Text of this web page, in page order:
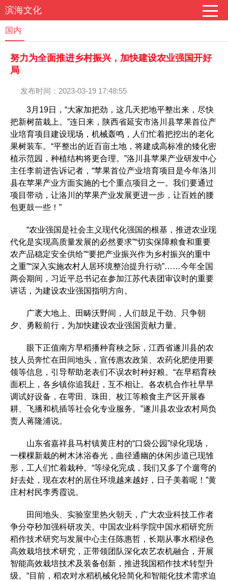
滨海文化
国内
努力为全面推进乡村振兴，加快建设农业强国开好
局
发布时间：2023-03-19 17:48:55
3月19日，“大家加把劲，这几天把地平整出来，尽快
把新树苗栽上。”连日来，陕西省延安市洛川县苹果首位产
业培育项目建设现场，机械轰鸣，人们忙着把挖出的老化
果树装车。“平整出的近百亩土地，将建成高标准的矮化密
植示范园，种植结构将更合理。”洛川县苹果产业研发中心
主任李前进告诉记者，“苹果首位产业培育项目是今年洛川
县在苹果产业方面实施的七个重点项目之一。我们要通过
项目带动，让洛川的苹果产业发展更进一步，让百姓的腰
包更鼓一些！”
“农业强国是社会主义现代化强国的根基，推进农业现
代化是实现高质量发展的必然要求”“切实保障粮食和重要
农产品稳定安全供给”“要把产业振兴作为乡村振兴的重中
之重”“深入实施农村人居环境整治提升行动”……今年全国
两会期间，习近平总书记在参加江苏代表团审议时的重要
讲话，为建设农业强国指明方向。
广袤大地上、田畴沃野间，人们鼓足干劲、只争朝
夕、勇毅前行，为加快建设农业强国贡献力量。
眼下正值南方早稻播种育秧之际，江西省遂川县的农
技人员奔忙在田间地头，宣传惠农政策、农药化肥使用要
领等信息，引导帮助老表们不误农时种好粮。“在早稻育秧
面积上，各乡镇你追我赶，互不相让。各农机合作社早早
调试好设备，在雩田、珠田、枚江等粮食主产区开展春
耕、飞播和机插等社会化专业服务。”遂川县农业农村局负
责人蒋隆浦说。
山东省嘉祥县马村镇黄庄村的“口袋公园”绿化现场，
一棵棵新栽的树木沐浴春光，曲径通幽的休闲步道已现雏
形，工人们忙着栽种。“等绿化完成，我们又多了个遛弯的
好去处，现在农村的居住环境越来越好，日子美着呢！”黄
庄村村民李秀霞说。
田间地头、实验室里热火朝天，广大农业科技工作者
争分夺秒加强科研攻关。中国农业科学院中国水稻研究所
稻作技术研究与发展中心主任陈惠哲，长期从事水稻绿色
高效栽培技术研究，正带领团队深化农艺农机融合，开展
智能高效栽培技术及装备创新，推进我国稻作技术转型升
级。“目前，稻农对水稻机械化轻简化和智能化技术需求迫